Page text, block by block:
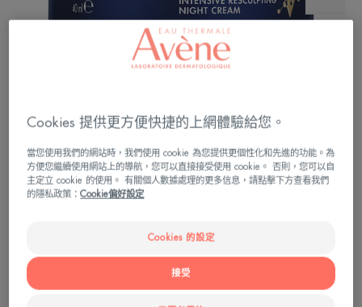
蘊含三種具多重功效活性成分的晚霜，當中包括可
角。這款晚霜可在1個月內可重塑青春三角*。
重塑輪廓、重整膠原密度、改善皮膚緊緻度
Cookies 提供更方便快捷的上網體驗給您。
當您使用我們的網站時，我們使用 cookie 為您提供更個性化和先進的功能。為
方便您繼續使用網站上的導航，您可以直接接受使用 cookie。 否則，您可以自
主定立 cookie 的使用。 有關個人數據處理的更多信息，請點擊下方查看我們
的隱私政策：Cookie偏好設定
Cookies 的設定
接受